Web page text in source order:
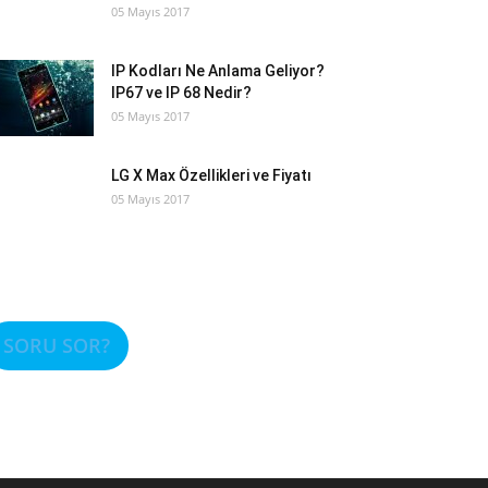
05 Mayıs 2017
IP Kodları Ne Anlama Geliyor?
IP67 ve IP 68 Nedir?
05 Mayıs 2017
LG X Max Özellikleri ve Fiyatı
05 Mayıs 2017
SORU SOR?